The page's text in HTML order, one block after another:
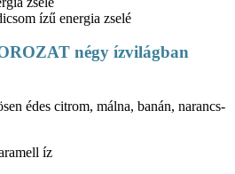
ízű energia zselé
négy ízvilágban
édes citrom, málna, banán, narancs-
íz